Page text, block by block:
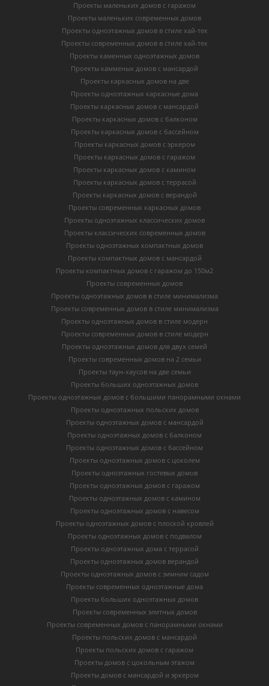
Проекты маленьких домов с гаражом
Проекты маленьких современных домов
Проекты одноэтажных домов в стиле хай-тек
Проекты современных домов в стиле хай-тек
Проекты каменных одноэтажных домов
Проекты камменых домов с мансардой
Проекты каркасных домов на две
Проекты одноэтажных каркасные дома
Проекты каркасных домов с мансардой
Проекты каркасных домов с балконом
Проекты каркасных домов с бассейном
Проекты каркасных домов с эркером
Проекты каркасных домов с гаражом
Проекты каркасных домов с камином
Проекты каркасных домов с террасой
Проекты каркасных домов с верандой
Проекты современных каркасных домов
Проекты одноэтажных классических домов
Проекты классических современных домов
Проекты одноэтажных компактных домов
Проекты компактных домов с мансардой
Проекты компактных домов с гаражом до 150м2
Проекты современных домов
Проекты одноэтажных домов в стиле минимализма
Проекты современных домов в стиле минимализма
Проекты одноэтажных домов в стиле модерн
Проекты современных домов в стиле модерн
Проекты одноэтажных домов для двух семей
Проекты современных домов на 2 семьи
Проекты таун-хаусов на две семьи
Проекты больших одноэтажных домов
Проекты одноэтажных домов с большими панорамными окнами
Проекты одноэтажных польских домов
Проекты одноэтажных домов с мансардой
Проекты одноэтажных домов с балконом
Проекты одноэтажных домов с бассейном
Проекты одноэтажных домов с цоколем
Проекты одноэтажных гостевых домов
Проекты одноэтажных домов с гаражом
Проекты одноэтажных домов с камином
Проекты одноэтажных домов с навесом
Проекты одноэтажных домов с плоской кровлей
Проекты одноэтажных домов с подвалом
Проекты одноэтажных дома с террасой
Проекты одноэтажных домов верандой
Проекты одноэтажных домов с зимним садом
Проекты современных одноэтажные дома
Проекты больших одноэтажных домов
Проекты современных элитных домов
Проекты современных домов с панорамными окнами
Проекты польских домов с мансардой
Проекты польских домов с гаражом
Проекты домов с цокольным этажом
Проекты домов с мансардой и эркером